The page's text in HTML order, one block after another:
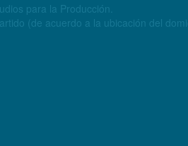
para la Producción.
(de acuerdo a la ubicación del